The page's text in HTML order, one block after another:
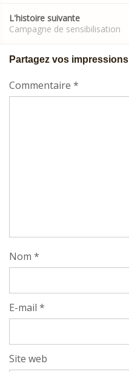
L'histoire suivante
Campagne de sensibilisation
Partagez vos impressions
Commentaire *
Nom *
E-mail *
Site web